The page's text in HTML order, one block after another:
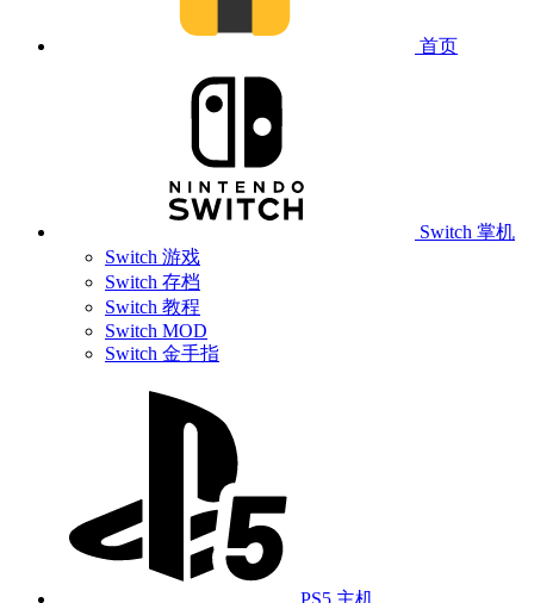
首页
Switch 掌机
Switch 游戏
Switch 存档
Switch 教程
Switch MOD
Switch 金手指